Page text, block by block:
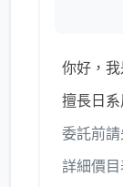
你好，
擅長日
委託前
詳細價